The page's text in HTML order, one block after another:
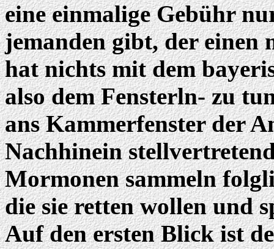
eine einmalige Gebühr
jemanden gibt, der einen
hat nichts mit dem
also dem Fensterln- zu
ans Kammerfenster der
Nachhinein
Mormonen sammeln
die sie retten wollen und
Auf den ersten Blick ist